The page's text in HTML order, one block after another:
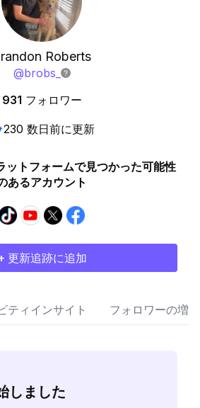
Roberts
@brobs_
931 フォロワー
230 数日前に更新
トフォームで見つかった可能性
あるアカウント
更新追跡に追加
ティインサイト フォロワーの増加
しました